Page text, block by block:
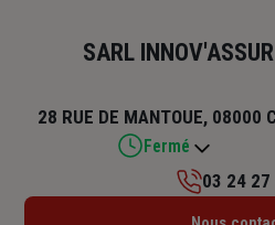
SARL
28 RUE DE MANTOUE, 08000
Fermé
Lundi : 14h –
03 24 27